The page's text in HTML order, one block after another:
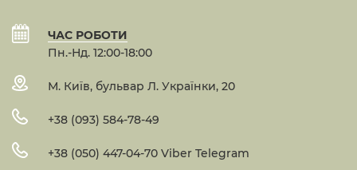
ЧАС РОБОТИ
Пн.-Нд. 12:00-18:00
М. Київ, бульвар Л. Українки, 20
+38 (093) 584-78-49
+38 (050) 447-04-70 Viber Telegram